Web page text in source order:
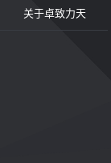
关于卓致力天